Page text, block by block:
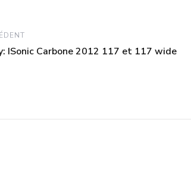
ISonic Carbone 2012 117 et 117 wide